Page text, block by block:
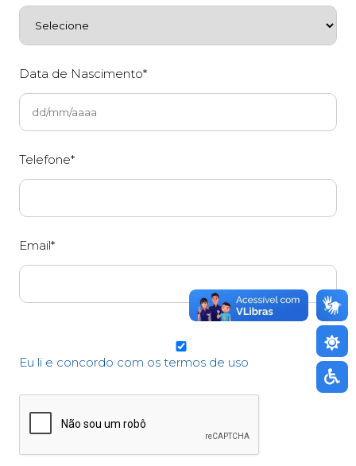
Data de Nascimento*
Telefone*
Email*
Eu li e concordo com os termos de uso